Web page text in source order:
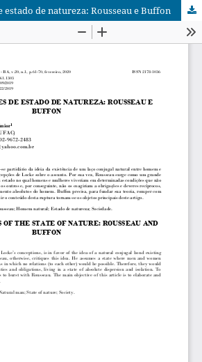
estado de natureza: Rousseau e Buffon